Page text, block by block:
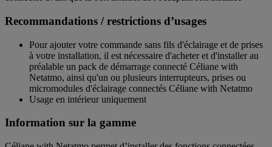
Recommandations / restrictions d’usages
Pour ajouter votre commande sans fils d'éclairage et de prises
à votre installation, il est nécessaire d'acheter et d'installer au
préalable un pack de démarrage connecté Céliane with
Netatmo, ainsi qu'un ou plusieurs interrupteurs, prises ou
micromodules d'éclairage connectés Céliane with Netatmo
Usage en intérieur uniquement
Information sur la gamme